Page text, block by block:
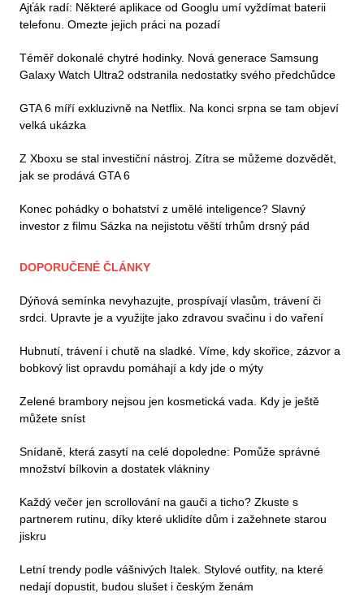
Ajťák radí: Některé aplikace od Googlu umí vyždímat baterii
telefonu. Omezte jejich práci na pozadí
Téměř dokonalé chytré hodinky. Nová generace Samsung
Galaxy Watch Ultra2 odstranila nedostatky svého předchůdce
GTA 6 míří exkluzivně na Netflix. Na konci srpna se tam objeví
velká ukázka
Z Xboxu se stal investiční nástroj. Zítra se můžeme dozvědět,
jak se prodává GTA 6
Konec pohádky o bohatství z umělé inteligence? Slavný
investor z filmu Sázka na nejistotu věští trhům drsný pád
DOPORUČENÉ ČLÁNKY
Dýňová semínka nevyhazujte, prospívají vlasům, trávení či
srdci. Upravte je a využijte jako zdravou svačinu i do vaření
Hubnutí, trávení i chutě na sladké. Víme, kdy skořice, zázvor a
bobkový list opravdu pomáhají a kdy jde o mýty
Zelené brambory nejsou jen kosmetická vada. Kdy je ještě
můžete sníst
Snídaně, která zasytí na celé dopoledne: Pomůže správné
množství bílkovin a dostatek vlákniny
Každý večer jen scrollování na gauči a ticho? Zkuste s
partnerem rutinu, díky které uklidíte dům i zažehnete starou
jiskru
Letní trendy podle vášnivých Italek. Stylové outfity, na které
nedají dopustit, budou slušet i českým ženám